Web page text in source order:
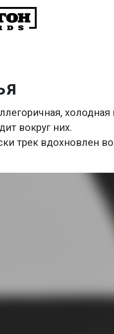
вокруг них.
трек вдохновлен